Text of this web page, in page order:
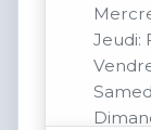
Jeudi: